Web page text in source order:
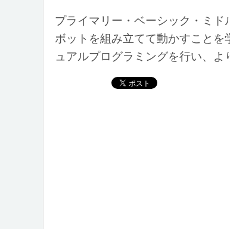
プライマリー・ベーシック・ミ
ボットを組み立てて動かすこと
ュアルプログラミングを行い、よ